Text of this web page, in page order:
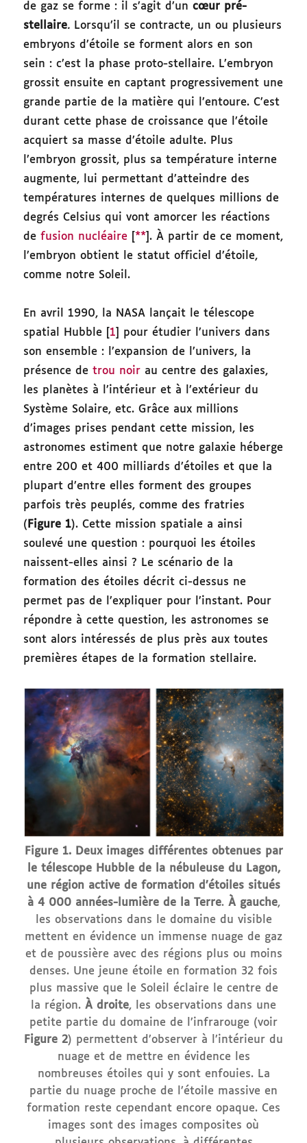
de gaz se forme : il s’agit d’uncœur pré-
stellaire. Lorsqu’il se contracte, un ou plusieurs
embryons d’étoile se forment alors en son
sein : c’est la phase proto-stellaire. L’embryon
grossit ensuite en captant progressivement une
grande partie de la matière qui l’entoure. C’est
durant cette phase de croissance que l’étoile
acquiert sa masse d’étoile adulte. Plus
l’embryon grossit, plus sa température interne
augmente, lui permettant d’atteindre des
températures internes de quelques millions de
degrés Celsius qui vont amorcer les réactions
defusion nucléaire ** ]. À partir de ce moment,
l’embryon obtient le statut officiel d’étoile,
comme notre Soleil.
En avril 1990, la NASA lançait le télescope
spatial Hubble [ 1 ] pour étudier l’univers dans
son ensemble : l’expansion de l’univers, la
présence detrou noir au centre des galaxies,
les planètes à l’intérieur et à l’extérieur du
Système Solaire, etc. Grâce aux millions
d’images prises pendant cette mission, les
astronomes estiment que notre galaxie héberge
entre 200 et 400 milliards d’étoiles et que la
plupart d’entre elles forment des groupes
parfois très peuplés, comme des fratries
(Figure 1). Cette mission spatiale a ainsi
soulevé une question : pourquoi les étoiles
naissent-elles ainsi ? Le scénario de la
formation des étoiles décrit ci-dessus ne
permet pas de l’expliquer pour l’instant. Pour
répondre à cette question, les astronomes se
sont alors intéressés de plus près aux toutes
premières étapes de la formation stellaire.
Figure 1. Deux images différentes obtenues par
le télescope Hubble de la nébuleuse du Lagon,
une région active de formation d’étoiles situés
à 4 000 années-lumière de la Terre. À gauche,
les observations dans le domaine du visible
mettent en évidence un immense nuage de gaz
et de poussière avec des régions plus ou moins
denses. Une jeune étoile en formation 32 fois
plus massive que le Soleil éclaire le centre de
la région. À droite, les observations dans une
petite partie du domaine de l’infrarouge (voir
Figure 2) permettent d’observer à l’intérieur du
nuage et de mettre en évidence les
nombreuses étoiles qui y sont enfouies. La
partie du nuage proche de l’étoile massive en
formation reste cependant encore opaque. Ces
images sont des images composites où